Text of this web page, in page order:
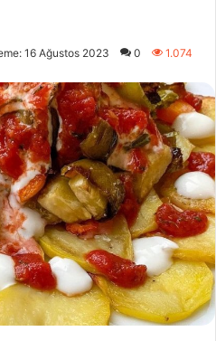
16 Ağustos 2023 0 1.074